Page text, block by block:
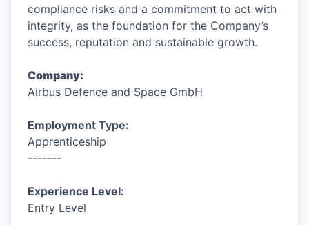
compliance risks and a commitment to act with
integrity, as the foundation for the Company’s
success, reputation and sustainable growth.
Company:
Airbus Defence and Space GmbH
Employment Type:
Apprenticeship
-------
Experience Level:
Entry Level